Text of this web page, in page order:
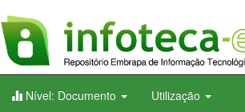
Nível: Documento Utilização